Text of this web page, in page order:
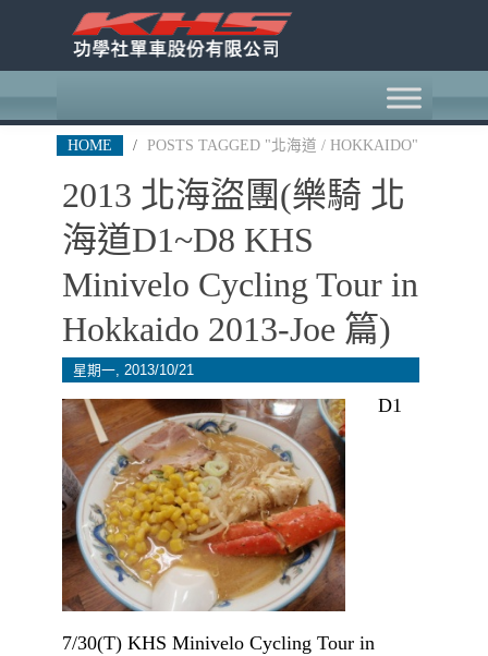
HOME / POSTS TAGGED "北海道 / HOKKAIDO"
2013 北海盜團(樂騎 北
海道D1~D8 KHS
Minivelo Cycling Tour in
Hokkaido 2013-Joe 篇)
星期一, 2013/10/21
D1
7/30(T) KHS Minivelo Cycling Tour in